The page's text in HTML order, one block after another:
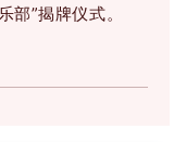
部”揭牌仪式。